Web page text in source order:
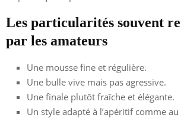
Les particularités souvent
par les amateurs
Une mousse fine et régulière.
Une bulle vive mais pas agressive.
Une finale plutôt fraîche et élégante.
Un style adapté à l’apéritif comme au